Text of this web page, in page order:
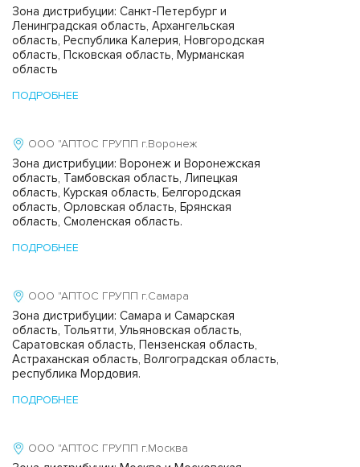
Зона дистрибуции: Санкт-Петербург и
Ленинградская область, Архангельская
область, Республика Калерия, Новгородская
область, Псковская область, Мурманская
область
ПОДРОБНЕЕ
ООО "АПТОС ГРУПП г.Воронеж
Зона дистрибуции: Воронеж и Воронежская
область, Тамбовская область, Липецкая
область, Курская область, Белгородская
область, Орловская область, Брянская
область, Смоленская область.
ПОДРОБНЕЕ
ООО "АПТОС ГРУПП г.Самара
Зона дистрибуции: Самара и Самарская
область, Тольятти, Ульяновская область,
Саратовская область, Пензенская область,
Астраханская область, Волгоградская область,
республика Мордовия.
ПОДРОБНЕЕ
ООО "АПТОС ГРУПП г.Москва